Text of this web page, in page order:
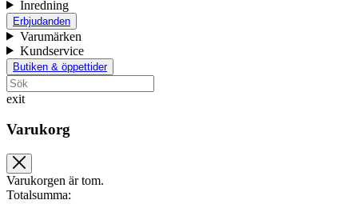
Inredning
Erbjudanden
Varumärken
Kundservice
Butiken & öppettider
exit
Varukorg
Varukorgen är tom.
Totalsumma: